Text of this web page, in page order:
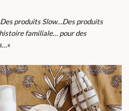
produits Slow…Des produits
familiale… pour des
«